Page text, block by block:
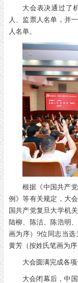
大会表决通过了
人、监票人名单，并
人名单。
根据《中国共产
例》等有关规定，大
国共产党复旦大学机
陆柳、陈洁、陈浩明
画为序）9位同志当选
黄芳（按姓氏笔画为
大会圆满完成各
大会闭幕后，中